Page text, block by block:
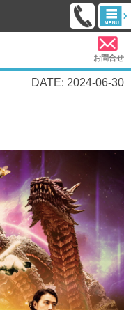
お問合せ
DATE: 2024-06-30